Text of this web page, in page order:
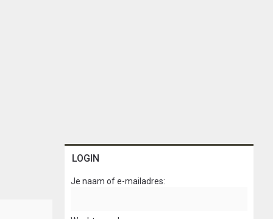
LOGIN
Je naam of e-mailadres